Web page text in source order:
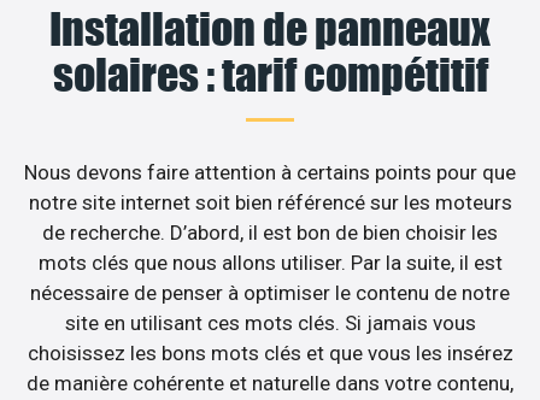
Installation de panneaux
solaires : tarif compétitif
Nous devons faire attention à certains points pour que
notre site internet soit bien référencé sur les moteurs
de recherche. D’abord, il est bon de bien choisir les
mots clés que nous allons utiliser. Par la suite, il est
nécessaire de penser à optimiser le contenu de notre
site en utilisant ces mots clés. Si jamais vous
choisissez les bons mots clés et que vous les insérez
de manière cohérente et naturelle dans votre contenu,